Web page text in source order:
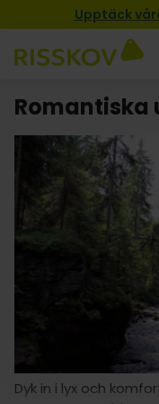
Upptäck
Dyk in i lyx och